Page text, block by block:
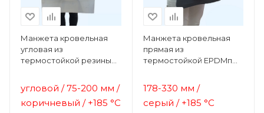
Манжета кровельная
угловая из
термостойкой резины
мм) EPDMп
угловой / 75-200 мм /
коричневый / +185 °C
Манжета кровельная
прямая из
термостойкой EPDMп
178-330 мм /
серый / +185 °C